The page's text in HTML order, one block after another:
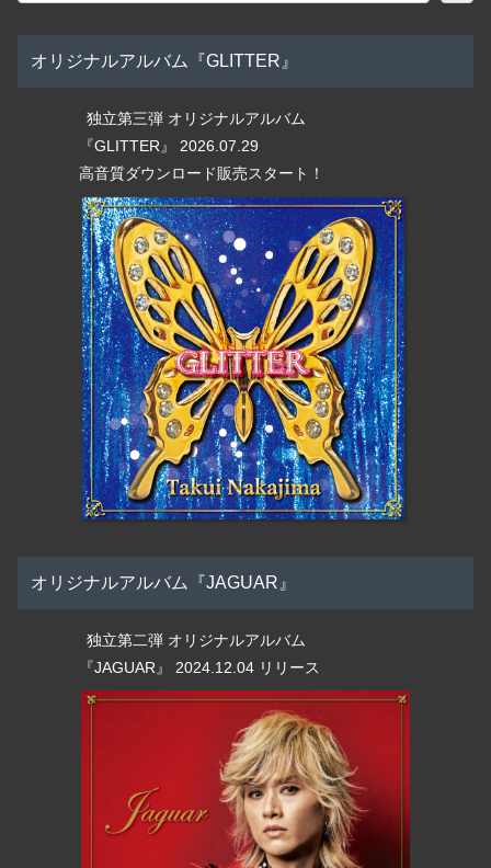
オリジナルアルバム『GLITTER』
独立第三弾 オリジナルアルバム
『GLITTER』 2026.07.29
高音質ダウンロード販売スタート！
オリジナルアルバム『JAGUAR』
独立第二弾 オリジナルアルバム
『JAGUAR』 2024.12.04 リリース